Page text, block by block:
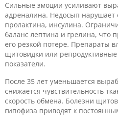
Сильные эмоции усиливают
адреналина. Недосып
пролактина, инсулина.
баланс лептина и грелина, что
его резкой потере. Препараты
щитовидки или
показатели.
После 35 лет уменьшается
снижается чувствительность
скорость обмена. Болезни
гипофиза приводят к